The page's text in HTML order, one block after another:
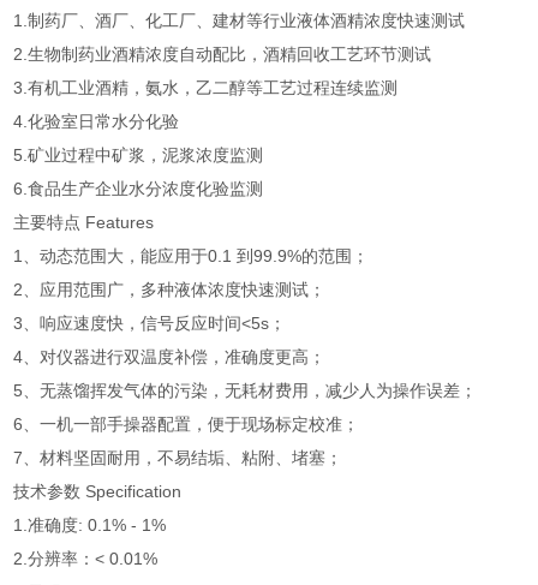
1.制药厂、酒厂、化工厂、建材等行业液体酒精浓度快速测试
2.生物制药业酒精浓度自动配比，酒精回收工艺环节测试
3.有机工业酒精，氨水，乙二醇等工艺过程连续监测
4.化验室日常水分化验
5.矿业过程中矿浆，泥浆浓度监测
6.食品生产企业水分浓度化验监测
主要特点 Features
1、动态范围大，能应用于0.1 到99.9%的范围；
2、 应用范围广，多种液体浓度快速测试；
3、响应速度快，信号反应时间<5s；
4、 对仪器进行双温度补偿，准确度更高；
5、无蒸馏挥发气体的污染，无耗材费用，减少人为操作误差；
6、一机一部手操器配置，便于现场标定校准；
7、材料坚固耐用，不易结垢、粘附、堵塞；
技术参数 Specification
1.准确度: 0.1% - 1%
2.分辨率：< 0.01%